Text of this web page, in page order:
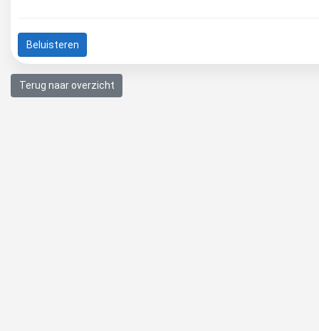
Beluisteren
Terug naar overzicht